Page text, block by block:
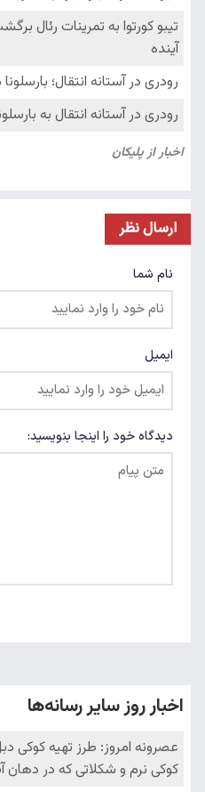
ارسال نظر
نام شما
ایمیل
دیدگاه خود را اینجا بنویسید: